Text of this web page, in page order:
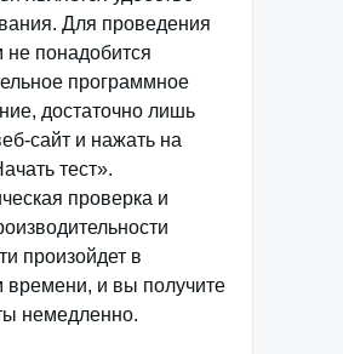
Для проведения
не понадобится
программное
достаточно лишь
сайт и нажать на
тест».
проверка и
произойдет в
времени, и вы получите
немедленно.